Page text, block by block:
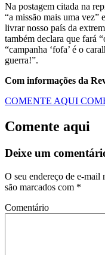
Na postagem citada na
“a missão mais uma vez”
livrar nosso país da
também declara que fará
“campanha ‘fofa’ é o
guerra!”.
Com informações da
COMENTE AQUI
Comente aqui
Deixe um
O seu endereço de e-mail
são marcados com *
Comentário